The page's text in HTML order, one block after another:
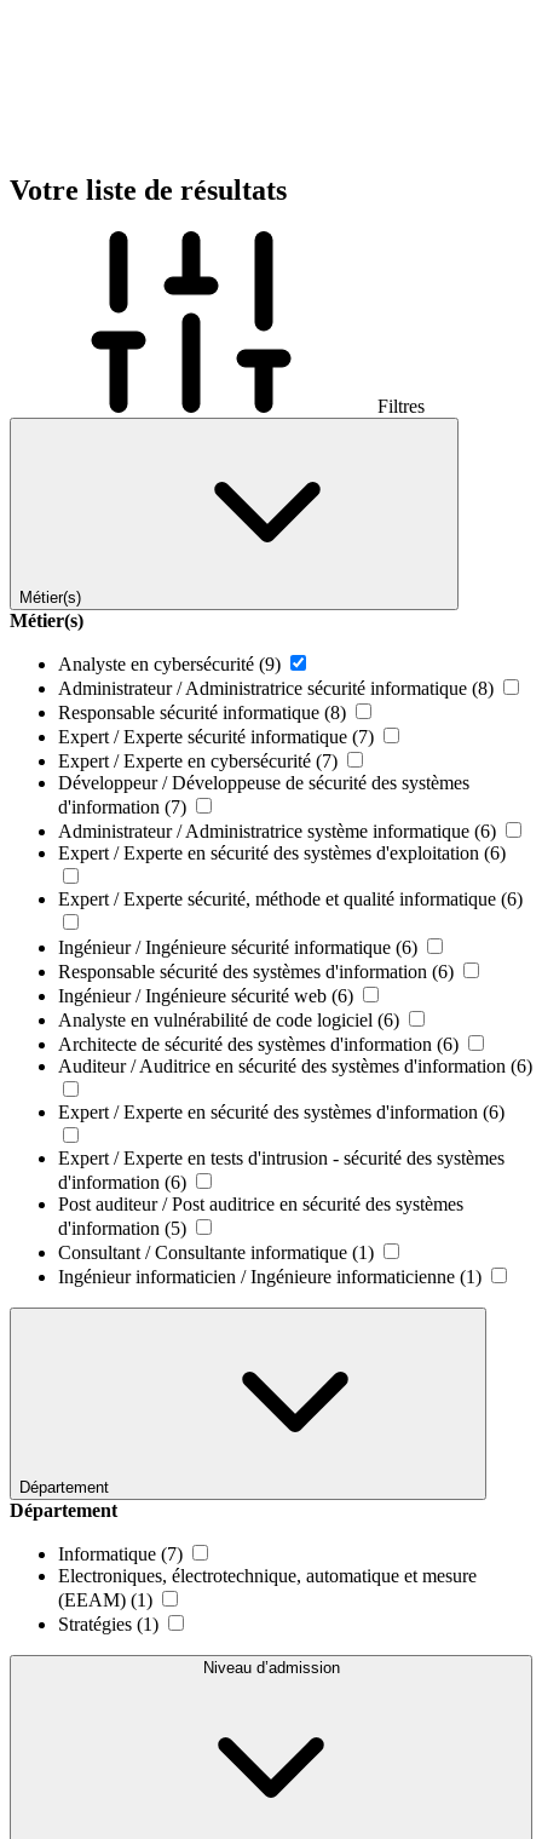
Votre liste de résultats
Filtres
Métier(s)
Métier(s)
Analyste en cybersécurité (9)
Administrateur / Administratrice sécurité informatique (8)
Responsable sécurité informatique (8)
Expert / Experte sécurité informatique (7)
Expert / Experte en cybersécurité (7)
Développeur / Développeuse de sécurité des systèmes
d'information (7)
Administrateur / Administratrice système informatique (6)
Expert / Experte en sécurité des systèmes d'exploitation (6)
Expert / Experte sécurité, méthode et qualité informatique (6)
Ingénieur / Ingénieure sécurité informatique (6)
Responsable sécurité des systèmes d'information (6)
Ingénieur / Ingénieure sécurité web (6)
Analyste en vulnérabilité de code logiciel (6)
Architecte de sécurité des systèmes d'information (6)
Auditeur / Auditrice en sécurité des systèmes d'information (6)
Expert / Experte en sécurité des systèmes d'information (6)
Expert / Experte en tests d'intrusion - sécurité des systèmes
d'information (6)
Post auditeur / Post auditrice en sécurité des systèmes
d'information (5)
Consultant / Consultante informatique (1)
Ingénieur informaticien / Ingénieure informaticienne (1)
Département
Département
Informatique (7)
Electroniques, électrotechnique, automatique et mesure
(EEAM) (1)
Stratégies (1)
Niveau d’admission